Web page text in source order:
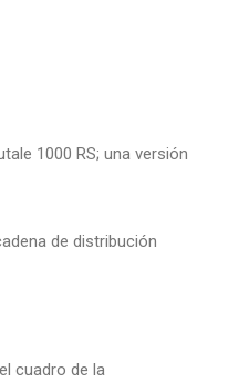
1000 RS; una versión
de distribución
cuadro de la